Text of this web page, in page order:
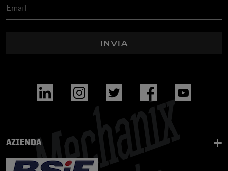
INVIA
AZIENDA